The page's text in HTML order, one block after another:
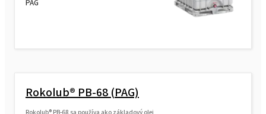
PAG
Rokolub® PB-68 (PAG)